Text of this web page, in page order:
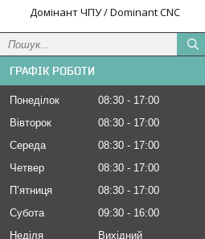
Домінант ЧПУ / Dominant CNC
ГРАФІК РОБОТИ
Понеділок 08:30
17:00
Вівторок
08:30
17:00
Середа
08:30
17:00
Четвер
08:30
17:00
Пʼятниця
08:30
17:00
Субота
09:30
16:00
Неділя
Вихідний